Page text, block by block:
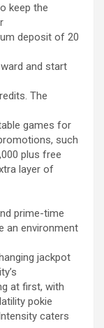
keep the
deposit of 20
and start
The
games for
such
plus free
layer of
prime-time
an environment
jackpot
at first, with
pokie
caters